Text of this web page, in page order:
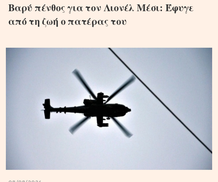
Βαρύ πένθος για τον Λιονέλ Μέσι: Έφυγε
από τη ζωή ο πατέρας του